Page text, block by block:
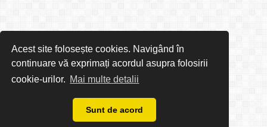
Acest site folosește cookies. Navigând în
continuare vă exprimați acordul asupra folosirii
cookie-urilor. Mai multe detalii
Sunt de acord